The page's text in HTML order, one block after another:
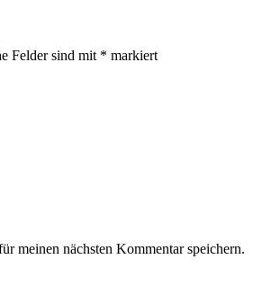
Felder sind mit * markiert
meinen nächsten Kommentar speichern.